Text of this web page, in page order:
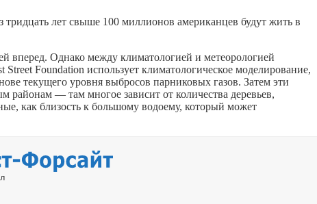
тридцать лет свыше 100 миллионов американцев будут жить в
вперед. Однако между климатологией и метеорологией
Foundation использует климатологическое моделирование,
текущего уровня выбросов парниковых газов. Затем эти
— там многое зависит от количества деревьев,
как близость к большому водоему, который может